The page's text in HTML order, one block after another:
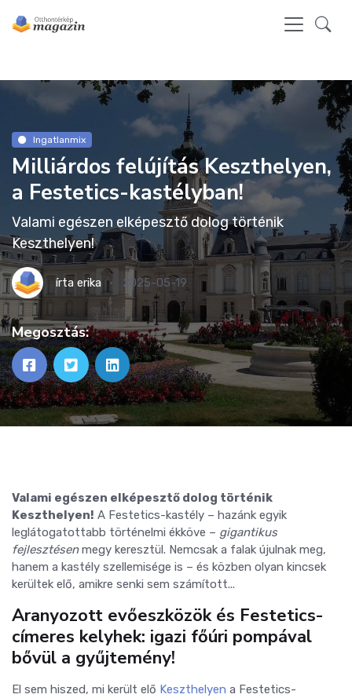
Ingatlanmix
Milliárdos felújítás Keszthelyen,
a Festetics-kastélyban!
Valami egészen elképesztő dolog történik
Keszthelyen!
írta erika 2025-05-19
Megosztás:
Valami egészen elképesztő dolog történik
Keszthelyen! A Festetics-kastély – hazánk egyik
leglátogatottabb történelmi ékköve – gigantikus
fejlesztésenmegy keresztül. Nemcsak a falak újulnak meg,
hanem a kastély szellemisége is – és közben olyan kincsek
kerültek elő, amikre senki sem számított...
Aranyozott evőeszközök és Festetics-
címeres kelyhek: igazi főúri pompával
bővül a gyűjtemény!
El sem hiszed, mi került elő Keszthelyen a Festetics-